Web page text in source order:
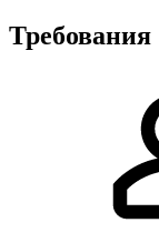
Требования